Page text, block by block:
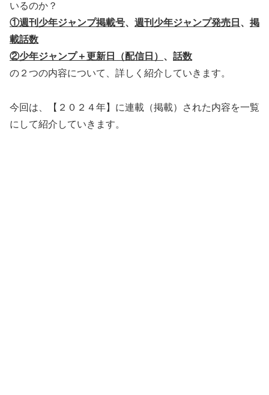
いるのか？
①週刊少年ジャンプ掲載号、 週刊少年ジャンプ発売日 、 掲
載話数
②少年ジャンプ＋更新日（配信日） 、 話数
の２つの内容について、詳しく紹介していきます。
今回は、【２０２４年】に連載（掲載）された内容を一覧
にして紹介していきます。